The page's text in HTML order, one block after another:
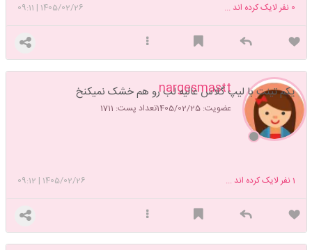
1405/02/26
|
09:11 0 نفر لایک کرده اند ...
nargesmastt
عضویت: 1405/02/25 تعداد پست: 1711
یکم تینت با لیپ گلاس عالیه لب رو هم خشک نمیکنخ
1405/02/26
|
09:12 1نفر لایک کرده اند ...